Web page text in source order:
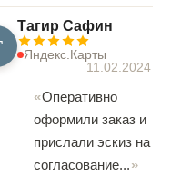
Тагир Сафин
Яндекс.Карты
11.02.2024
Оперативно
оформили заказ и
прислали эскиз на
согласование...